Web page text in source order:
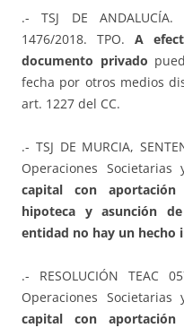
.- TSJ DE
1476/2018. TPO. A
documento privado
fecha por otros medios
art. 1227 del CC.
.- TSJ DE MURCIA,
Operaciones
capital con
hipoteca y asunción
entidad no hay un hecho
.- RESOLUCIÓN TEAC
Operaciones
capital con